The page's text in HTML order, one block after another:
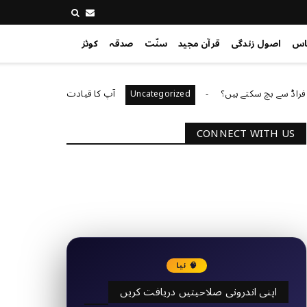
اصول زندگی قرآن مجید سنّت صدقہ کوئز
بچ سکتے ہیں؟ Uncategorized آپ کا قیادت کا انداز کیا ہے؟
CONNECT WITH US
🧠 نیا
اپنی اندرونی صلاحیتیں دریافت کریں